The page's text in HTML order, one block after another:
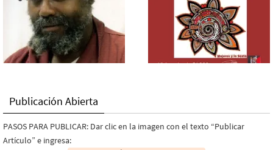
Publicación Abierta
PASOS PARA PUBLICAR: Dar clic en la imagen con el texto “Publicar
Artículo” e ingresa: